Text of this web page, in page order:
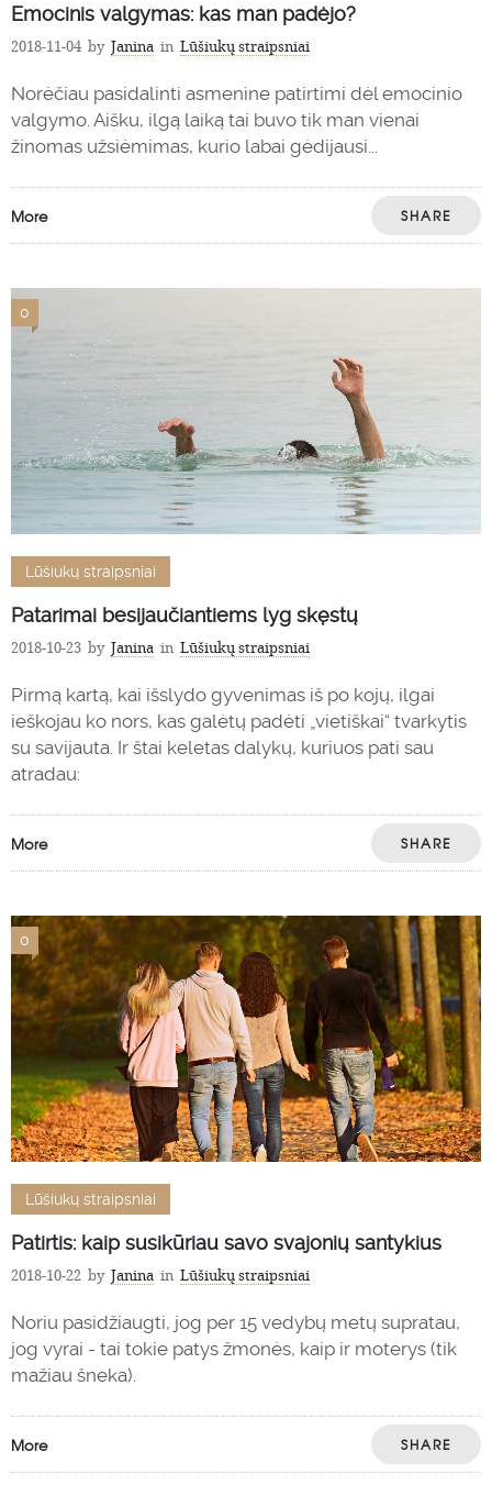
Emocinis valgymas: kas man padėjo?
2018-11-04 by Janina in Lūšiukų straipsniai
Norėčiau pasidalinti asmenine patirtimi dėl emocinio
valgymo. Aišku, ilgą laiką tai buvo tik man vienai
žinomas užsiėmimas, kurio labai gėdijausi...
More SHARE
0
Lūšiukų straipsniai
Patarimai besijaučiantiems lyg skęstų
2018-10-23 by Janina in Lūšiukų straipsniai
Pirmą kartą, kai išslydo gyvenimas iš po kojų, ilgai
ieškojau ko nors, kas galėtų padėti „vietiškai“ tvarkytis
su savijauta. Ir štai keletas dalykų, kuriuos pati sau
atradau:
More SHARE
0
Lūšiukų straipsniai
Patirtis: kaip susikūriau savo svajonių santykius
2018-10-22 by Janina in Lūšiukų straipsniai
Noriu pasidžiaugti, jog per 15 vedybų metų supratau,
jog vyrai - tai tokie patys žmonės, kaip ir moterys (tik
mažiau šneka).
More SHARE